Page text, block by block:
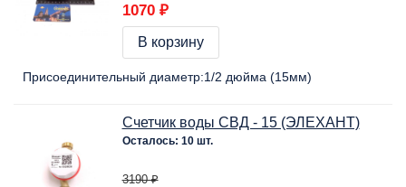
1070 ₽
В корзину
Присоединительный диаметр:1/2 дюйма (15мм)
Счетчик воды СВД - 15 (ЭЛЕХАНТ)
Осталось: 10 шт.
3190 ₽